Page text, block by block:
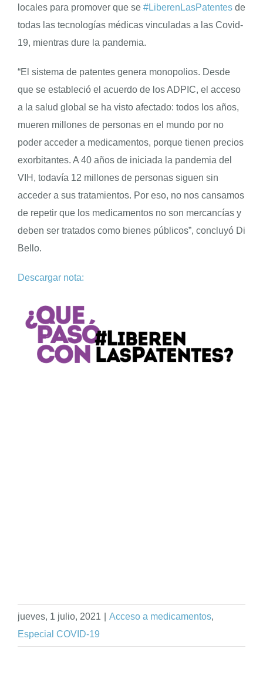
locales para promover que se #LiberenLasPatentes de
todas las tecnologías médicas vinculadas a las Covid-
19, mientras dure la pandemia.
“El sistema de patentes genera monopolios. Desde
que se estableció el acuerdo de los ADPIC, el acceso
a la salud global se ha visto afectado: todos los años,
mueren millones de personas en el mundo por no
poder acceder a medicamentos, porque tienen precios
exorbitantes. A 40 años de iniciada la pandemia del
VIH, todavía 12 millones de personas siguen sin
acceder a sus tratamientos. Por eso, no nos cansamos
de repetir que los medicamentos no son mercancías y
deben ser tratados como bienes públicos”, concluyó Di
Bello.
Descargar nota:
jueves, 1 julio, 2021 Acceso a medicamentos,
Especial COVID-19